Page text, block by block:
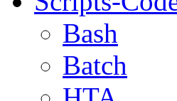
Bash
Batch